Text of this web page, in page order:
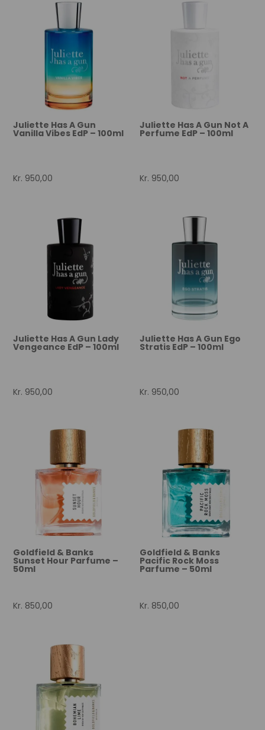
Juliette Has A Gun
Vanilla Vibes EdP – 100ml
Kr. 950,00
Juliette Has A Gun Not A
Perfume EdP – 100ml
Kr. 950,00
Juliette Has A Gun Lady
Vengeance EdP – 100ml
Kr. 950,00
Juliette Has A Gun Ego
Stratis EdP – 100ml
Kr. 950,00
Goldfield & Banks
Sunset Hour Parfume –
50ml
Kr. 850,00
Goldfield & Banks
Pacific Rock Moss
Parfume – 50ml
Kr. 850,00